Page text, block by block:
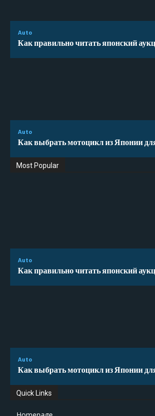
Auto
Как правильно читать японский
Auto
Как выбрать мотоцикл из Японии
Most Popular
Auto
Как правильно читать японский
Auto
Как выбрать мотоцикл из Японии
Quick Links